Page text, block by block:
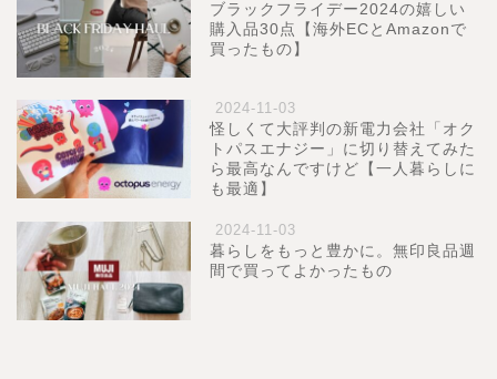
ブラックフライデー2024の嬉しい
購入品30点【海外ECとAmazonで
買ったもの】
2024-11-03
怪しくて大評判の新電力会社「オク
トパスエナジー」に切り替えてみた
ら最高なんですけど【一人暮らしに
も最適】
2024-11-03
暮らしをもっと豊かに。無印良品週
間で買ってよかったもの